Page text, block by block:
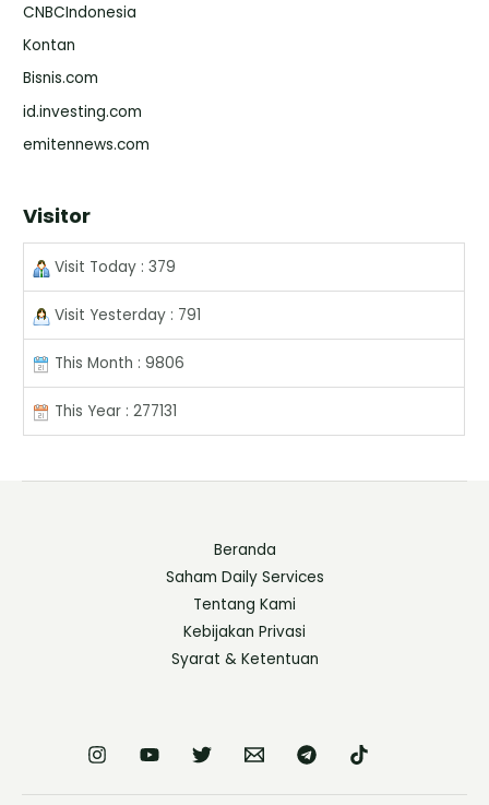
CNBCIndonesia
Kontan
Bisnis.com
id.investing.com
emitennews.com
Visitor
Visit Today : 379
Visit Yesterday : 791
This Month : 9806
This Year : 277131
Beranda
Saham Daily Services
Tentang Kami
Kebijakan Privasi
Syarat & Ketentuan